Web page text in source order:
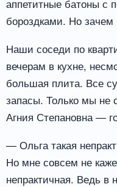
аппетитные батоны с
бороздками. Но зачем
Наши соседи по
вечерам в кухне,
большая плита. Все
запасы. Только мы
Агния Степановна —
— Ольга такая
Но мне совсем не
непрактичная. Ведь в